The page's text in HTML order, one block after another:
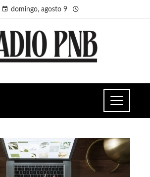
domingo, agosto 9